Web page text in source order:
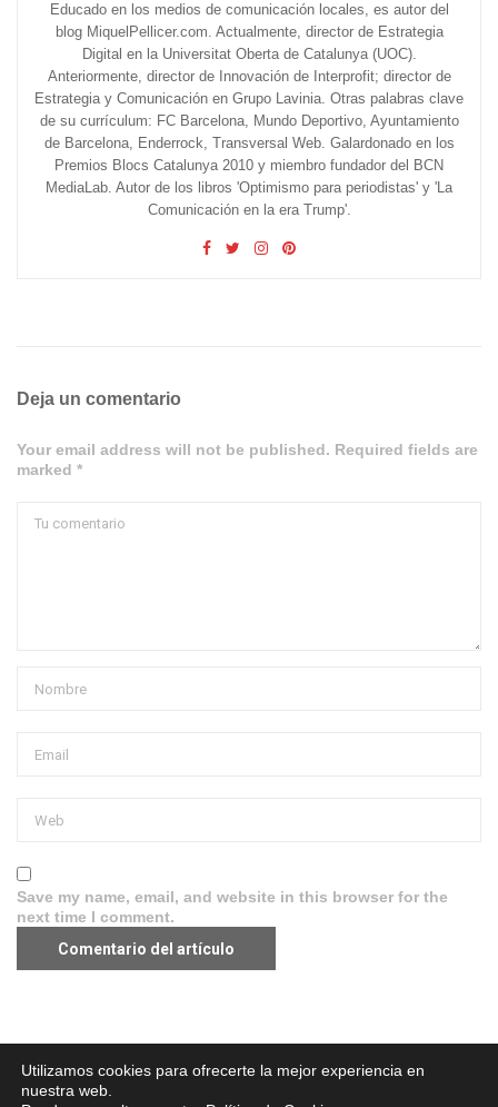
Educado en los medios de comunicación locales, es autor del
blog MiquelPellicer.com. Actualmente, director de Estrategia
Digital en la Universitat Oberta de Catalunya (UOC).
Anteriormente, director de Innovación de Interprofit; director de
Estrategia y Comunicación en Grupo Lavinia. Otras palabras clave
de su currículum: FC Barcelona, Mundo Deportivo, Ayuntamiento
de Barcelona, Enderrock, Transversal Web. Galardonado en los
Premios Blocs Catalunya 2010 y miembro fundador del BCN
MediaLab. Autor de los libros 'Optimismo para periodistas' y 'La
Comunicación en la era Trump'.
Deja un comentario
Your email address will not be published. Required fields are
marked *
Save my name, email, and website in this browser for the
next time I comment.
Aviso legal·Política de Privacidad·Política de Cookies
Utilizamos cookies para ofrecerte la mejor experiencia en
nuestra web.